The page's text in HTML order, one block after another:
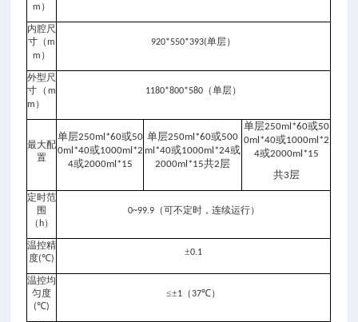
m ）
内腔尺
寸（m
m ）
920*550*393(单层）
外型尺
寸（m
m ）
1180*800*580 （单层）
最大配
置
单层250ml*60或50
0ml*40或1000ml*2
4或2000ml*15
单层250ml*60或500
ml*40或1000ml*24或
2000ml*15共2层
单层250ml*60或50
0ml*40或1000ml*2
4或2000ml*15
共3层
定时范
围
（ h）
0~99.9（可不定时，连续运行）
温控精
度(℃)
±0.1
温控均
匀度
(℃)
≤±1 （37℃）